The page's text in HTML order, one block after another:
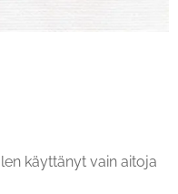
käyttänyt vain aitoja